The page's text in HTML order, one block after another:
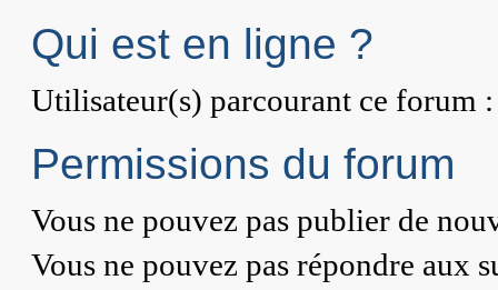
Qui est en ligne ?
Utilisateur(s) parcourant ce forum
Permissions du forum
Vous ne pouvez pas publier de
Vous ne pouvez pas répondre aux